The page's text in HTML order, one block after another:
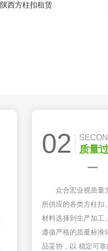
陕西方柱扣租赁
02 质量
众合宏业视质量
所供应的各类方柱扣
材料选择到生产加工
遵循严格的质量标准
品妥协，以 稳定可